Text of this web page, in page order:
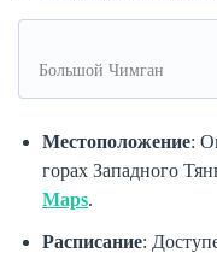
Большой Чимган
Местоположение:
горах Западного
Maps.
Расписание: